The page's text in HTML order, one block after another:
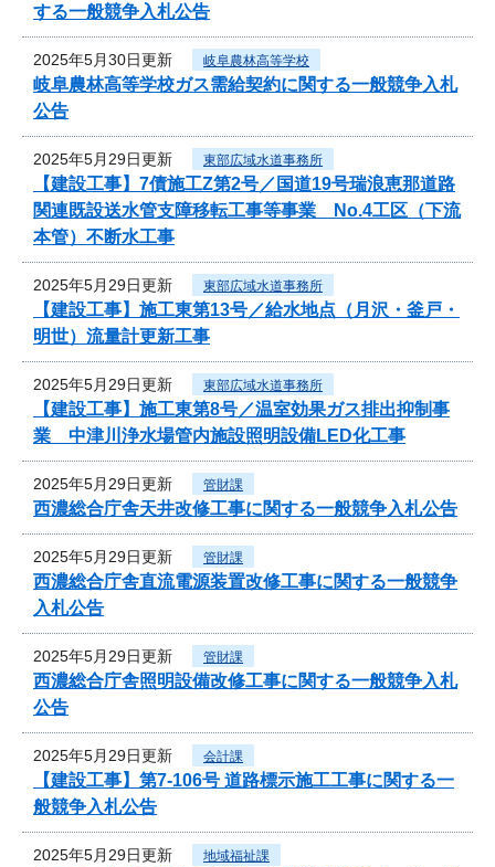
する一般競争入札公告
2025年5月30日更新 岐阜農林高等学校
岐阜農林高等学校ガス需給契約に関する一般競争入札
公告
2025年5月29日更新 東部広域水道事務所
【建設工事】7債施工Z第2号／国道19号瑞浪恵那道路
関連既設送水管支障移転工事等事業 No.4工区（下流
本管）不断水工事
2025年5月29日更新 東部広域水道事務所
【建設工事】施工東第13号／給水地点（月沢・釜戸・
明世）流量計更新工事
2025年5月29日更新 東部広域水道事務所
【建設工事】施工東第8号／温室効果ガス排出抑制事
業 中津川浄水場管内施設照明設備LED化工事
2025年5月29日更新 管財課
西濃総合庁舎天井改修工事に関する一般競争入札公告
2025年5月29日更新 管財課
西濃総合庁舎直流電源装置改修工事に関する一般競争
入札公告
2025年5月29日更新 管財課
西濃総合庁舎照明設備改修工事に関する一般競争入札
公告
2025年5月29日更新 会計課
【建設工事】第7-106号 道路標示施工工事に関する一
般競争入札公告
2025年5月29日更新 地域福祉課